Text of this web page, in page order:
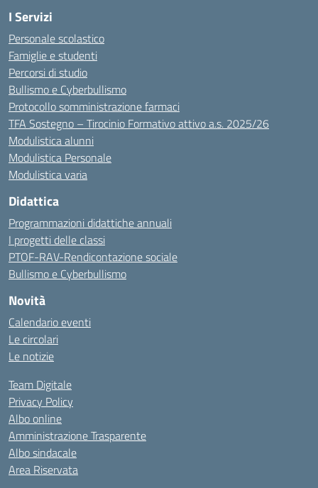
I Servizi
Personale scolastico
Famiglie e studenti
Percorsi di studio
Bullismo e Cyberbullismo
Protocollo somministrazione farmaci
TFA Sostegno – Tirocinio Formativo attivo a.s. 2025/26
Modulistica alunni
Modulistica Personale
Modulistica varia
Didattica
Programmazioni didattiche annuali
I progetti delle classi
PTOF-RAV-Rendicontazione sociale
Bullismo e Cyberbullismo
Novità
Calendario eventi
Le circolari
Le notizie
Team Digitale
Privacy Policy
Albo online
Amministrazione Trasparente
Albo sindacale
Area Riservata